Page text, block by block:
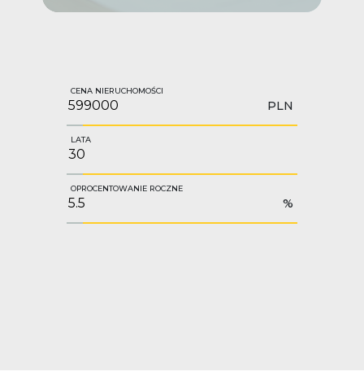
CENA NIERUCHOMOŚCI
PLN
LATA
OPROCENTOWANIE ROCZNE
%